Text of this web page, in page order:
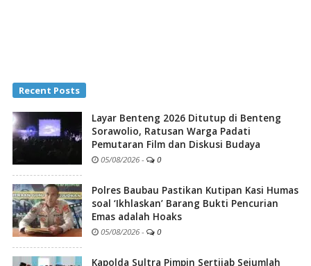
Recent Posts
Layar Benteng 2026 Ditutup di Benteng
Sorawolio, Ratusan Warga Padati
Pemutaran Film dan Diskusi Budaya
05/08/2026 - 0
Polres Baubau Pastikan Kutipan Kasi Humas
soal ‘Ikhlaskan’ Barang Bukti Pencurian
Emas adalah Hoaks
05/08/2026 - 0
Kapolda Sultra Pimpin Sertijab Sejumlah